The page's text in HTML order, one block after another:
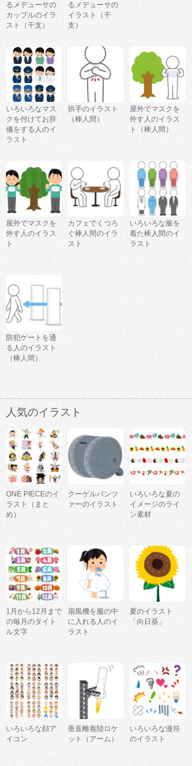
るメデューサの
カップルのイラ
スト（干支）
るメデューサの
イラスト（干
支）
いろいろなマス
クを付けてお辞
儀をする人のイ
ラスト
拱手のイラスト
（棒人間）
屋外でマスクを
外す人のイラス
ト（棒人間）
屋外でマスクを
外す人のイラス
ト
カフェでくつろ
ぐ棒人間のイラ
スト
いろいろな服を
着た棒人間のイ
ラスト
防犯ゲートを通
る人のイラスト
（棒人間）
人気のイラスト
ONE PIECEのイ
ラスト（まと
め）
クーゲルパンツ
ァーのイラスト
いろいろな夏の
イメージのライ
ン素材
1月から12月まで
の毎月のタイト
ル文字
扇風機を服の中
に入れる人のイ
ラスト
夏のイラスト
「向日葵」
いろいろな顔ア
イコン
垂直離着陸ロケ
ット（アーム）
いろいろな漫符
のイラスト